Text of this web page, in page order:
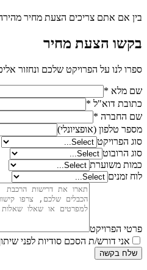
בין אם אתם צריכים הצעת מחיר מהירה,
בקשו הצעת מחיר
ספרו לנו על הפרויקט שלכם ונחזור אליכם תוך
שם מלא *
כתובת דוא"ל *
שם החברה *
מספר טלפון (אופציונלי)
סוג הפרויקט
סוג הרובוט
כמות משוערת
לוח זמנים
פרטי הפרויקט
אני דורש/ת הסכם סודיות לפני
שלח בקשה